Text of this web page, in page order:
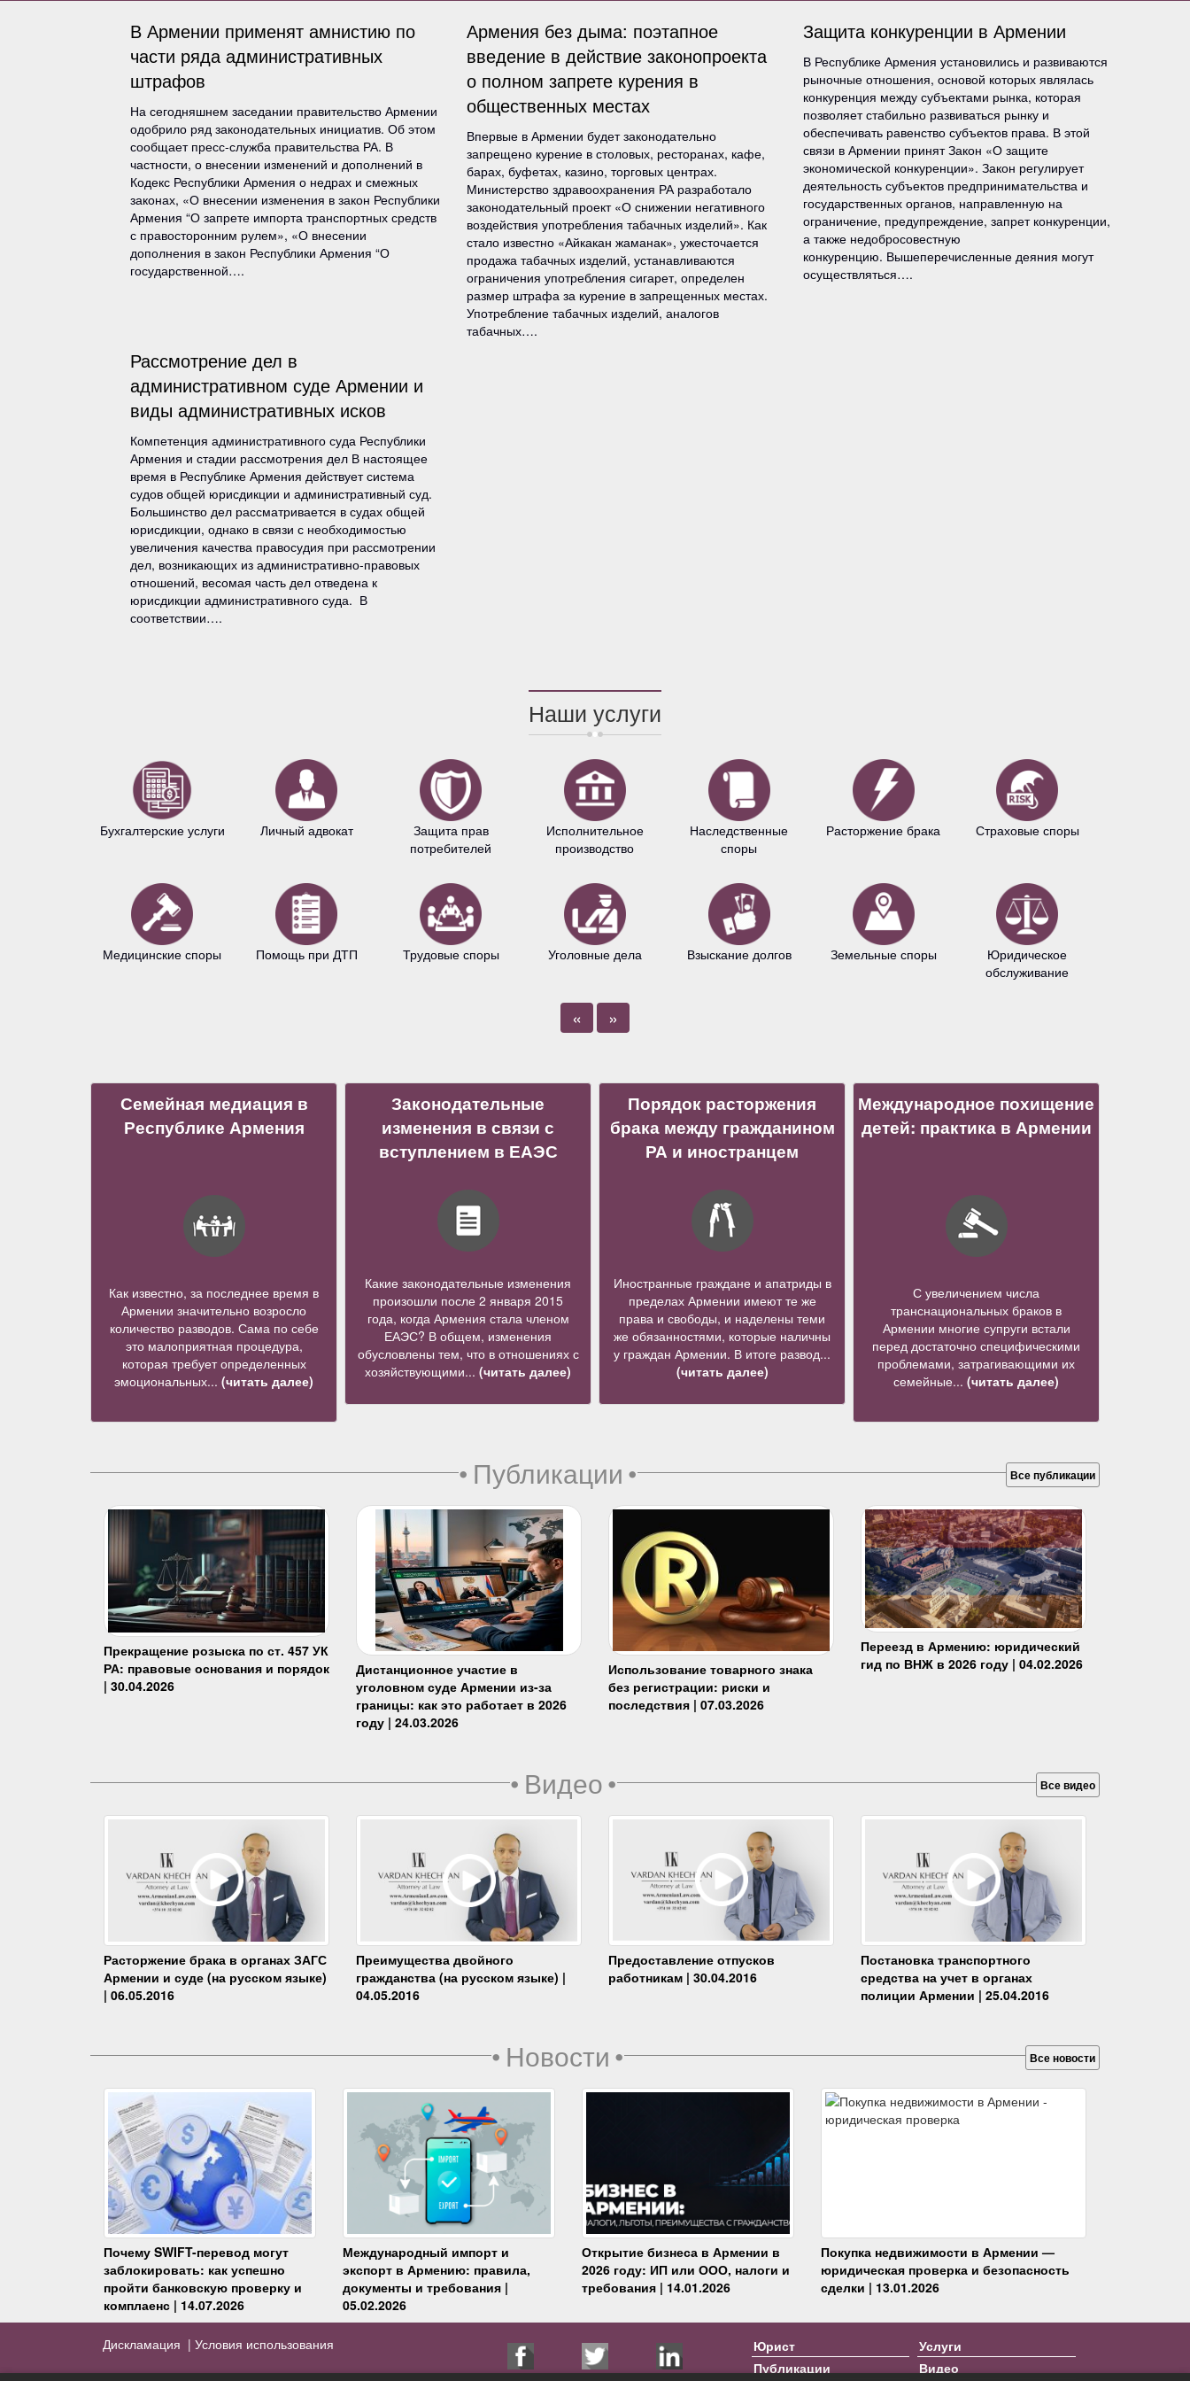
В Армении применят амнистию по
части ряда административных
штрафов
На сегодняшнем заседании правительство Армении
одобрило ряд законодательных инициатив. Об этом
сообщает пресс-служба правительства РА. В
частности, о внесении изменений и дополнений в
Кодекс Республики Армения о недрах и смежных
законах, «О внесении изменения в закон Республики
Армения “О запрете импорта транспортных средств
с правосторонним рулем», «О внесении
дополнения в закон Республики Армения “О
государственной….
Армения без дыма: поэтапное
введение в действие законопроекта
о полном запрете курения в
общественных местах
Впервые в Армении будет законодательно
запрещено курение в столовых, ресторанах, кафе,
барах, буфетах, казино, торговых центрах.
Министерство здравоохранения РА разработало
законодательный проект «О снижении негативного
воздействия употребления табачных изделий». Как
стало известно «Айкакан жаманак», ужесточается
продажа табачных изделий, устанавливаются
ограничения употребления сигарет, определен
размер штрафа за курение в запрещенных местах.
Употребление табачных изделий, аналогов
табачных….
Защита конкуренции в Армении
В Республике Армения установились и развиваются
рыночные отношения, основой которых являлась
конкуренция между субъектами рынка, которая
позволяет стабильно развиваться рынку и
обеспечивать равенство субъектов права. В этой
связи в Армении принят Закон «О защите
экономической конкуренции». Закон регулирует
деятельность субъектов предпринимательства и
государственных органов, направленную на
ограничение, предупреждение, запрет конкуренции,
а также недобросовестную
конкуренцию. Вышеперечисленные деяния могут
осуществляться….
Рассмотрение дел в
административном суде Армении и
виды административных исков
Компетенция административного суда Республики
Армения и стадии рассмотрения дел В настоящее
время в Республике Армения действует система
судов общей юрисдикции и административный суд.
Большинство дел рассматривается в судах общей
юрисдикции, однако в связи с необходимостью
увеличения качества правосудия при рассмотрении
дел, возникающих из административно-правовых
отношений, весомая часть дел отведена к
юрисдикции административного суда. В
соответствии….
Наши услуги
Бухгалтерские услуги
Медицинские споры
Личный адвокат
Помощь при ДТП
Защита прав
потребителей
Трудовые споры
Исполнительное
производство
Уголовные дела
Наследственные
споры
Взыскание долгов
Расторжение брака
Земельные споры
Страховые споры
Юридическое
обслуживание
« »
Семейная медиация в
Республике Армения
Как известно, за последнее время в
Армении значительно возросло
количество разводов. Сама по себе
это малоприятная процедура,
которая требует определенных
эмоциональных... (читать далее)
Законодательные
изменения в связи с
вступлением в ЕАЭС
Какие законодательные изменения
произошли после 2 января 2015
года, когда Армения стала членом
ЕАЭС? В общем, изменения
обусловлены тем, что в отношениях с
хозяйствующими... (читать далее)
Порядок расторжения
брака между гражданином
РА и иностранцем
Иностранные граждане и апатриды в
пределах Армении имеют те же
права и свободы, и наделены теми
же обязанностями, которые наличны
у граждан Армении. В итоге развод...
(читать далее)
Международное похищение
детей: практика в Армении
С увеличением числа
транснациональных браков в
Армении многие супруги встали
перед достаточно специфическими
проблемами, затрагивающими их
семейные... (читать далее)
• Публикации• Все публикации
Прекращение розыска по ст. 457 УК
РА: правовые основания и порядок
| 30.04.2026
Дистанционное участие в
уголовном суде Армении из-за
границы: как это работает в 2026
году | 24.03.2026
Использование товарного знака
без регистрации: риски и
последствия | 07.03.2026
Переезд в Армению: юридический
гид по ВНЖ в 2026 году | 04.02.2026
• Видео• Все видео
Расторжение брака в органах ЗАГС
Армении и суде (на русском языке)
| 06.05.2016
Преимущества двойного
гражданства (на русском языке) |
04.05.2016
Предоставление отпусков
работникам | 30.04.2016
Постановка транспортного
средства на учет в органах
полиции Армении | 25.04.2016
• Новости• Все новости
Почему SWIFT-перевод могут
заблокировать: как успешно
пройти банковскую проверку и
комплаенс | 14.07.2026
Международный импорт и
экспорт в Армению: правила,
документы и требования |
05.02.2026
Открытие бизнеса в Армении в
2026 году: ИП или ООО, налоги и
требования | 14.01.2026
Покупка недвижимости в Армении —
юридическая проверка и безопасность
сделки | 13.01.2026
Дискламация | Условия использования Юрист
Услуги
Публикации
Видео